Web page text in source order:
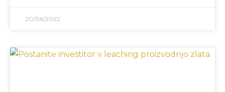
20/06/2022